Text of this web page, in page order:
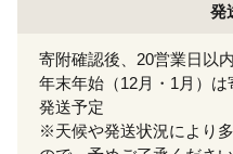
発
寄附確認後、20営業日以
年末年始（12月・1月）
発送予定
※天候や発送状況により